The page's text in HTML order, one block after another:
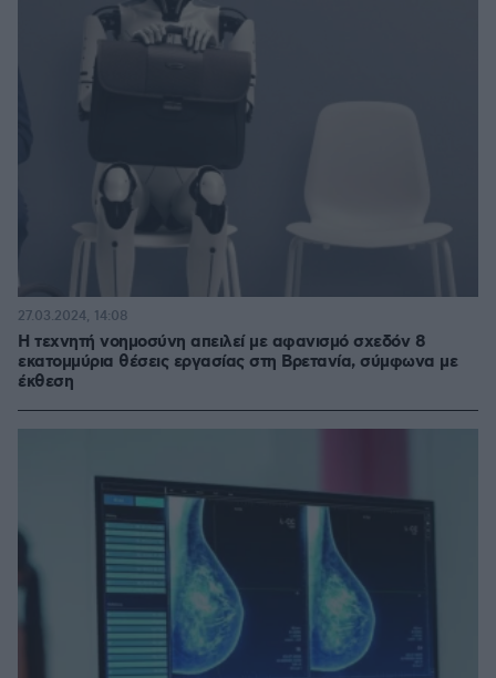
Η τεχνητή νοημοσύνη απειλεί με αφανισμό σχεδόν 8
εκατομμύρια θέσεις εργασίας στη Βρετανία, σύμφωνα με
έκθεση
27.03.2024, 14:08